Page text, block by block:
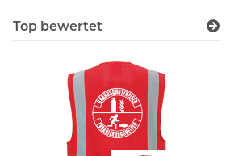
Top bewertet